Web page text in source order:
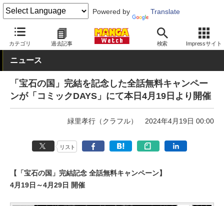
Powered by Translate
カテゴリ 過去記事 検索 Impressサイト
MANGA Watch 青年
ニュース
「宝石の国」完結を記念した全話無料キャンペー
ンが「コミックDAYS」にて本日4月19日より開催
緑里孝行（クラフル） 2024年4月19日 00:00
リスト
【「宝石の国」完結記念 全話無料キャンペーン】
4月19日～4月29日 開催